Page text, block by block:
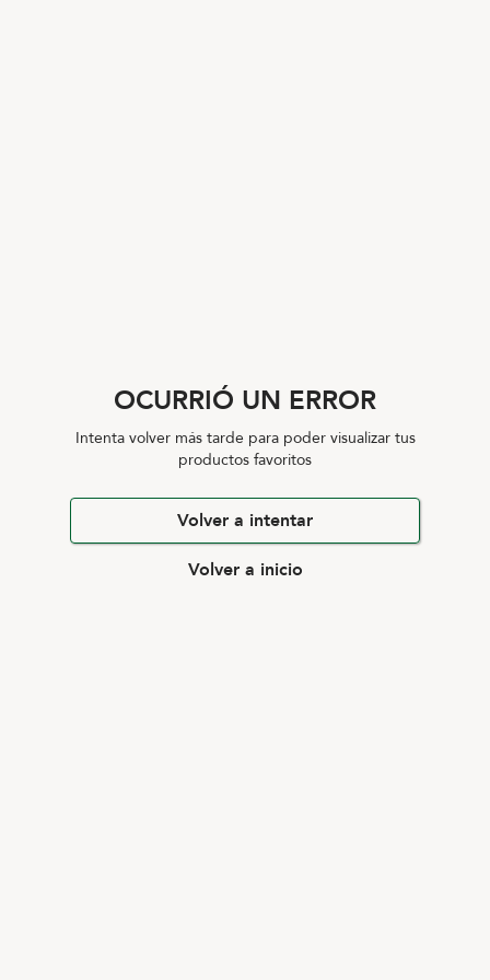
OCURRIÓ UN ERROR
Intenta volver más tarde para poder visualizar tus
productos favoritos
Volver a intentar
Volver a inicio